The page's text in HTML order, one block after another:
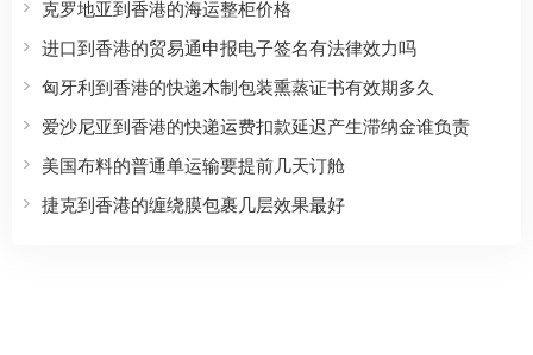
克罗地亚到香港的海运整柜价格
进口到香港的贸易通申报电子签名有法律效力吗
匈牙利到香港的快递木制包装熏蒸证书有效期多久
爱沙尼亚到香港的快递运费扣款延迟产生滞纳金谁负责
美国布料的普通单运输要提前几天订舱
捷克到香港的缠绕膜包裹几层效果最好